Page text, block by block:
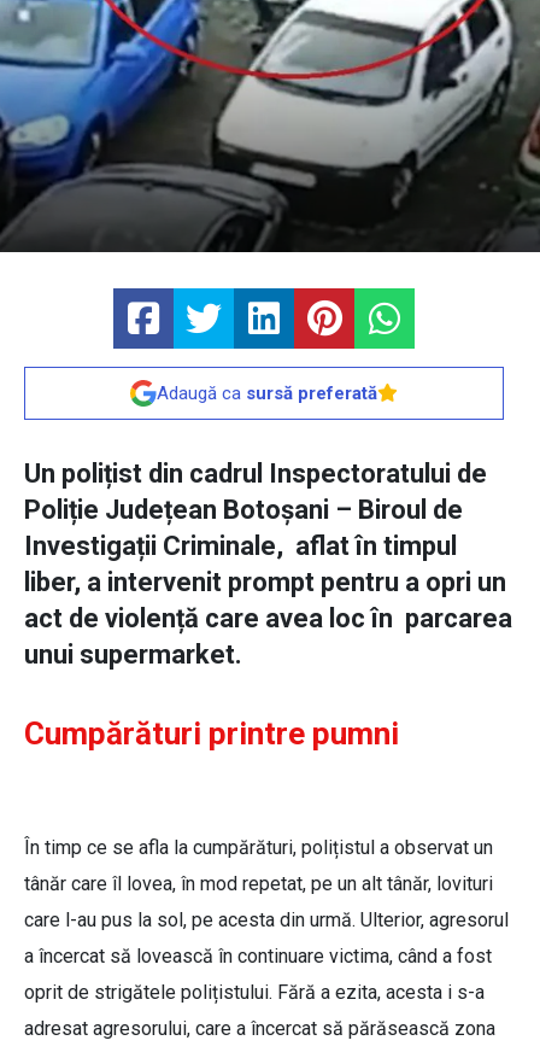
Adaugă ca sursă preferată
Un polițist din cadrul Inspectoratului de
Poliție Județean Botoșani – Biroul de
Investigații Criminale, aflat în timpul
liber, a intervenit prompt pentru a opri un
act de violență care avea loc în parcarea
unui supermarket.
Cumpărături printre pumni
În timp ce se afla la cumpărături, polițistul a observat un
tânăr care îl lovea, în mod repetat, pe un alt tânăr, lovituri
care l-au pus la sol, pe acesta din urmă. Ulterior, agresorul
a încercat să lovească în continuare victima, când a fost
oprit de strigătele polițistului. Fără a ezita, acesta i s-a
adresat agresorului, care a încercat să părăsească zona